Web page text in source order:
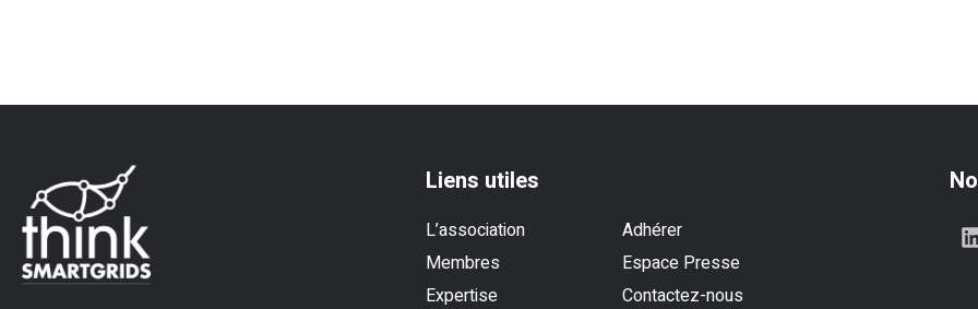
Liens utiles
L’association
Adhérer
Membres
Espace Presse
Expertise
Contactez-nous